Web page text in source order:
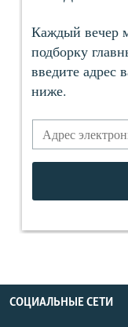
СОЦИАЛЬНЫЕ СЕТИ